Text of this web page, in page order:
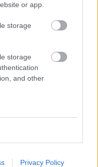
or app.
storage
storage
and other
Privacy Policy
határon,
és már
magas művészi